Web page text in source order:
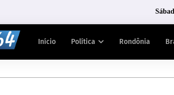
Início Política Rondônia